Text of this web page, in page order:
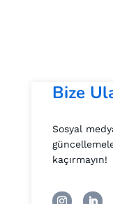
Bize
Sosyal
kaçırmayın!